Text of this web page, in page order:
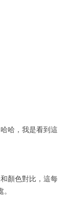
哈，我是看到這
顏色對比，這每